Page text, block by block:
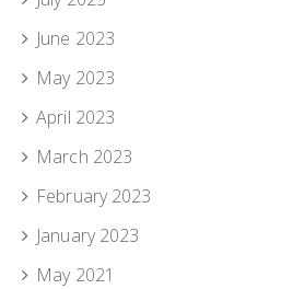
June 2023
May 2023
April 2023
March 2023
February 2023
January 2023
May 2021